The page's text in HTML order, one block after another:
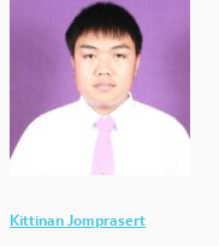
Kittinan Jomprasert